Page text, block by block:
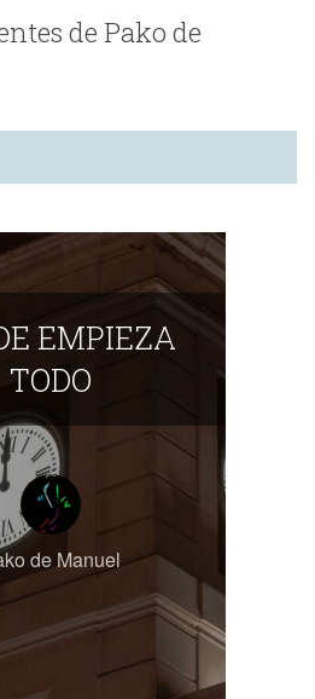
de Pako de
EMPIEZA
TODO
de Manuel